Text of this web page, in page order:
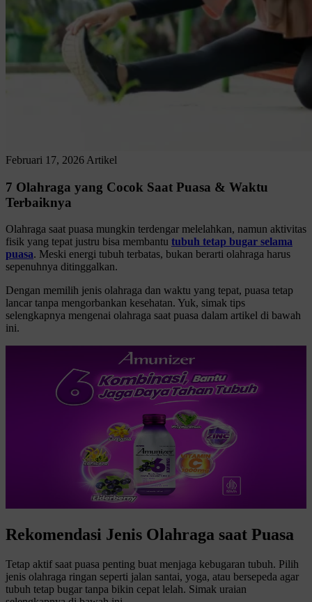
Februari 17, 2026 Artikel
7 Olahraga yang Cocok Saat Puasa & Waktu
Terbaiknya
Olahraga saat puasa mungkin terdengar melelahkan, namun aktivitas
fisik yang tepat justru bisa membantu tubuh tetap bugar selama
puasa. Meski energi tubuh terbatas, bukan berarti olahraga harus
sepenuhnya ditinggalkan.
Dengan memilih jenis olahraga dan waktu yang tepat, puasa tetap
lancar tanpa mengorbankan kesehatan. Yuk, simak tips
selengkapnya mengenai olahraga saat puasa dalam artikel di bawah
ini.
Rekomendasi Jenis Olahraga saat Puasa
Tetap aktif saat puasa penting buat menjaga kebugaran tubuh. Pilih
jenis olahraga ringan seperti jalan santai, yoga, atau bersepeda agar
tubuh tetap bugar tanpa bikin cepat lelah. Simak uraian